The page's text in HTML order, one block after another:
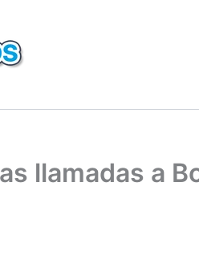
llamadas a